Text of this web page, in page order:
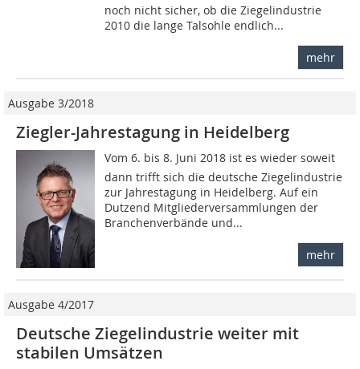
noch nicht sicher, ob die Ziegelindustrie
2010 die lange Talsohle endlich...
mehr
Ausgabe 3/2018
Ziegler-Jahrestagung in Heidelberg
Vom 6. bis 8. Juni 2018 ist es wieder soweit 
dann trifft sich die deutsche Ziegelindustrie
zur Jahrestagung in Heidelberg. Auf ein
Dutzend Mitgliederversammlungen der
Branchenverbände und...
mehr
Ausgabe 4/2017
Deutsche Ziegelindustrie weiter mit
stabilen Umsätzen